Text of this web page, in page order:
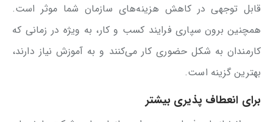
قابل توجهی در کاهش هزینه‌های سازمان شما موثر است.
همچنین برون سپاری فرایند کسب و کار، به ویژه در زمانی که
کارمندان به شکل حضوری کار می‌کنند و به آموزش نیاز دارند،
بهترین گزینه است.
برای انعطاف پذیری بیشتر